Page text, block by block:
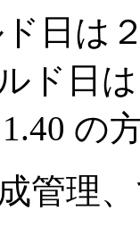
日は
ド日
の
管理